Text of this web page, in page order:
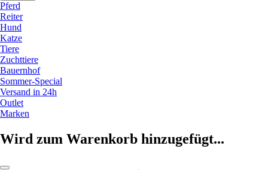
Pferd
Reiter
Hund
Katze
Tiere
Zuchttiere
Bauernhof
Sommer-Special
Versand in 24h
Outlet
Marken
Wird zum Warenkorb hinzugefügt...